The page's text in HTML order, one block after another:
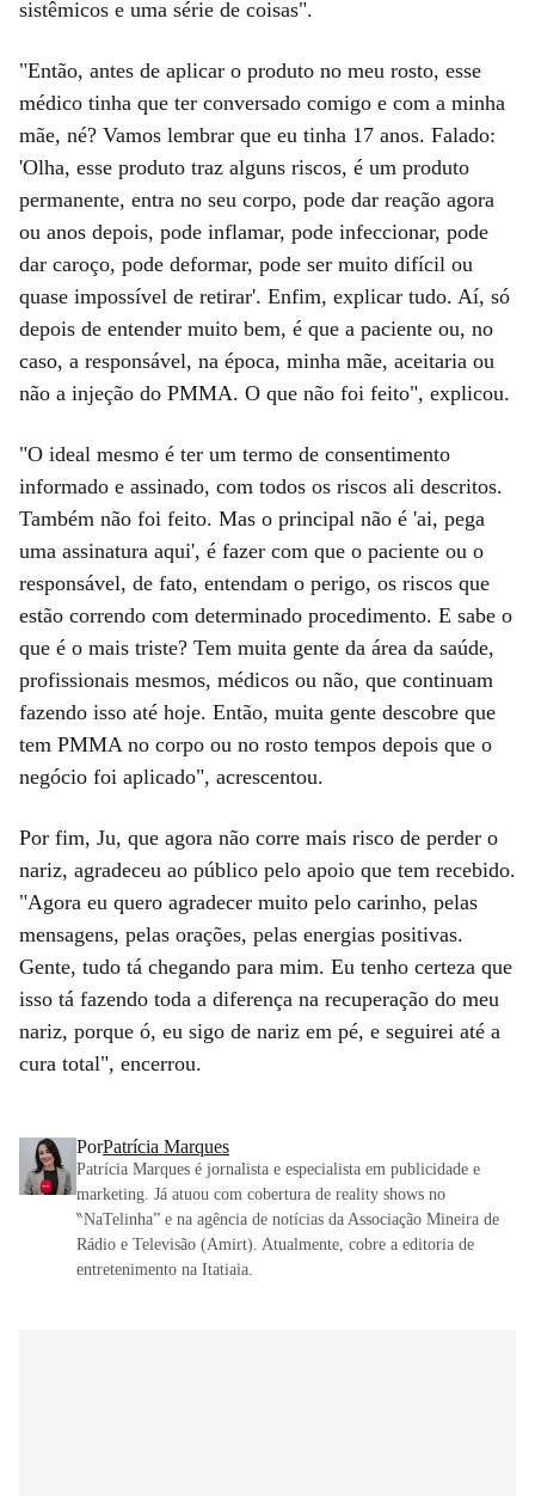
sistêmicos e uma série de coisas".
"Então, antes de aplicar o produto no meu rosto, esse
médico tinha que ter conversado comigo e com a minha
mãe, né? Vamos lembrar que eu tinha 17 anos. Falado:
'Olha, esse produto traz alguns riscos, é um produto
permanente, entra no seu corpo, pode dar reação agora
ou anos depois, pode inflamar, pode infeccionar, pode
dar caroço, pode deformar, pode ser muito difícil ou
quase impossível de retirar'. Enfim, explicar tudo. Aí, só
depois de entender muito bem, é que a paciente ou, no
caso, a responsável, na época, minha mãe, aceitaria ou
não a injeção do PMMA. O que não foi feito", explicou.
"O ideal mesmo é ter um termo de consentimento
informado e assinado, com todos os riscos ali descritos.
Também não foi feito. Mas o principal não é 'ai, pega
uma assinatura aqui', é fazer com que o paciente ou o
responsável, de fato, entendam o perigo, os riscos que
estão correndo com determinado procedimento. E sabe o
que é o mais triste? Tem muita gente da área da saúde,
profissionais mesmos, médicos ou não, que continuam
fazendo isso até hoje. Então, muita gente descobre que
tem PMMA no corpo ou no rosto tempos depois que o
negócio foi aplicado", acrescentou.
Por fim, Ju, que agora não corre mais risco de perder o
nariz, agradeceu ao público pelo apoio que tem recebido.
"Agora eu quero agradecer muito pelo carinho, pelas
mensagens, pelas orações, pelas energias positivas.
Gente, tudo tá chegando para mim. Eu tenho certeza que
isso tá fazendo toda a diferença na recuperação do meu
nariz, porque ó, eu sigo de nariz em pé, e seguirei até a
cura total", encerrou.
PorPatrícia Marques
Patrícia Marques é jornalista e especialista em publicidade e
marketing. Já atuou com cobertura de reality shows no
‶NaTelinha” e na agência de notícias da Associação Mineira de
Rádio e Televisão (Amirt). Atualmente, cobre a editoria de
entretenimento na Itatiaia.